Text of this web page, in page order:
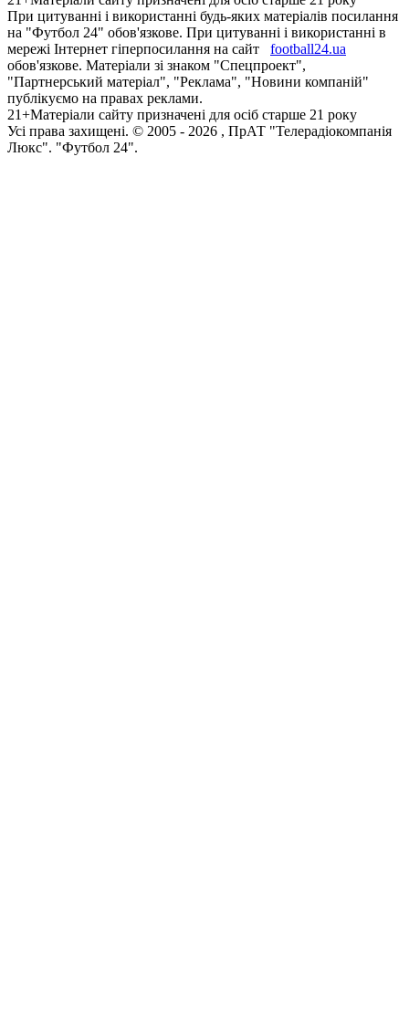
При цитуванні і використанні будь-яких матеріалів посилання
на "Футбол 24" обов'язкове. При цитуванні і використанні в
мережі Інтернет гіперпосилання на сайт
football24.ua
обов'язкове. Матеріали зі знаком "Спецпроект",
"Партнерський матеріал", "Реклама", "Новини компаній"
публікуємо на правах реклами.
21+Матеріали сайту призначені для осіб старше 21 року
Усi права захищенi. © 2005 - 2026 , ПрАТ "Телерадіокомпанія
Люкс". "Футбол 24".